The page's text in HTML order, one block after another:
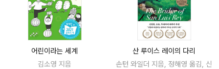
어린이라는 세계
김소영 지음
산 루이스 레이의 다리
손턴 와일더 지음, 정해영 옮김, 신